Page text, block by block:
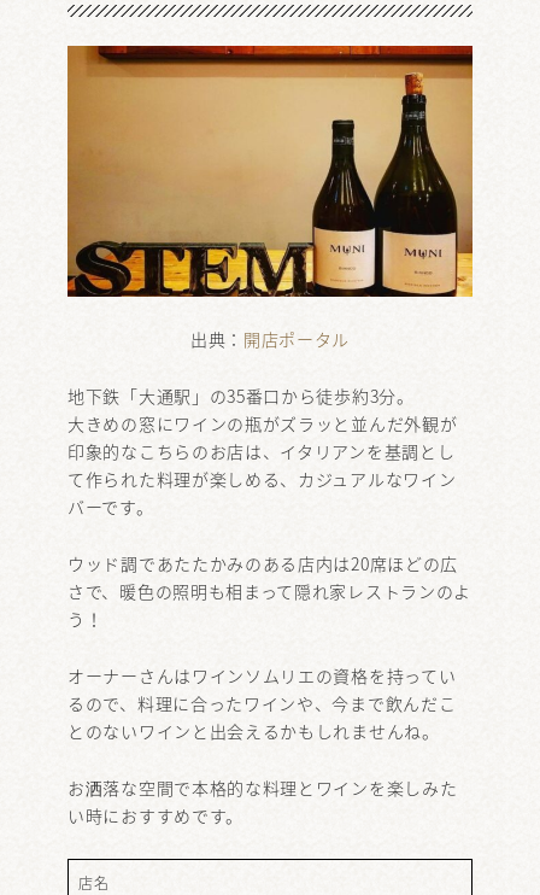
出典： 開店ポータル
地下鉄「大通駅」の35番口から徒歩約3分。
大きめの窓にワインの瓶がズラッと並んだ外観が
印象的なこちらのお店は、イタリアンを基調とし
て作られた料理が楽しめる、カジュアルなワイン
バーです。
ウッド調であたたかみのある店内は20席ほどの広
さで、暖色の照明も相まって隠れ家レストランのよ
う！
オーナーさんはワインソムリエの資格を持ってい
るので、料理に合ったワインや、今まで飲んだこ
とのないワインと出会えるかもしれませんね。
お洒落な空間で本格的な料理とワインを楽しみた
い時におすすめです。
店名